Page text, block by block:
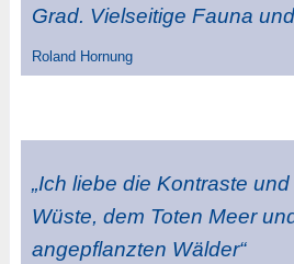
Grad. Vielseitige Fauna
Roland Hornung
„Ich liebe die Kontraste
Wüste, dem Toten Meer
angepflanzten Wälder“